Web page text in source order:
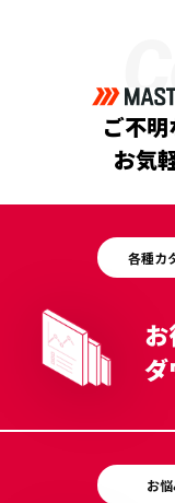
ご不
お気
各種カ
ダ
お